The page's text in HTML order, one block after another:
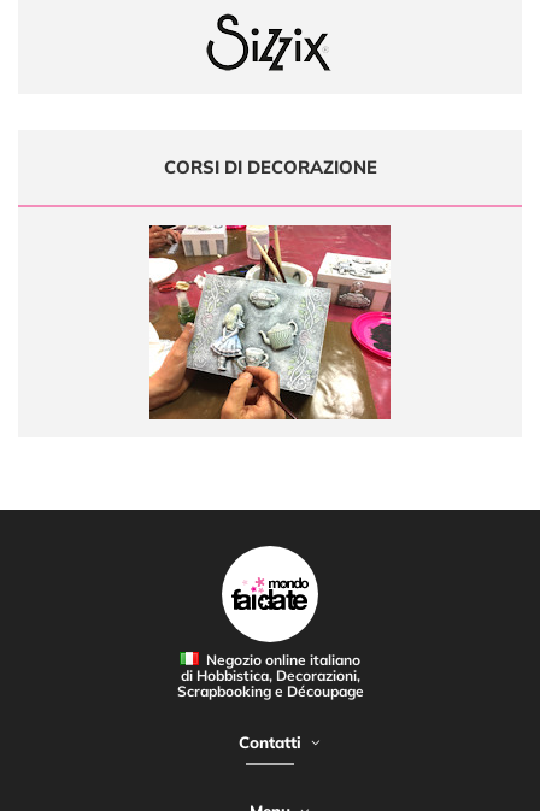
CORSI DI DECORAZIONE
Negozio online italiano
di Hobbistica, Decorazioni,
Scrapbooking e Découpage
Contatti